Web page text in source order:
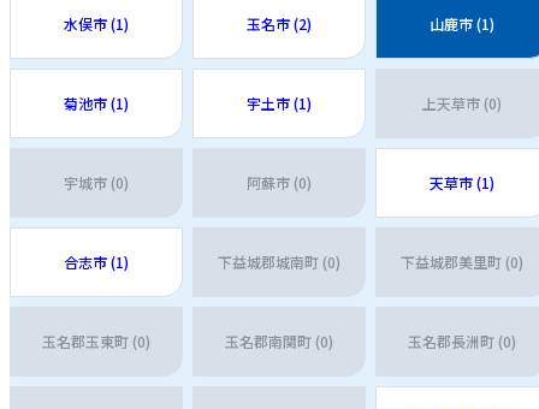
水俣市 (1) 玉名市 (2) 山鹿市 (1)
菊池市 (1) 宇土市 (1) 上天草市 (0)
宇城市 (0) 阿蘇市 (0) 天草市 (1)
合志市 (1) 下益城郡城南町 (0) 下益城郡美里町 (0)
玉名郡玉東町 (0) 玉名郡南関町 (0) 玉名郡長洲町 (0)